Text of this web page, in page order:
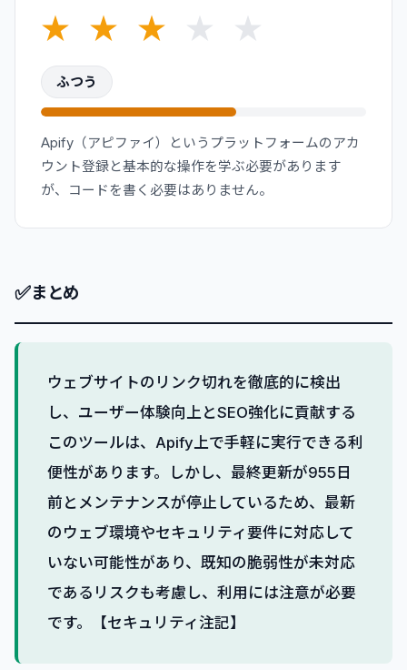
★ ★ ★ ★ ★
ふつう
Apify（アピファイ）というプラットフォームのアカ
ウント登録と基本的な操作を学ぶ必要があります
が、コードを書く必要はありません。
✅まとめ
ウェブサイトのリンク切れを徹底的に検出
し、ユーザー体験向上とSEO強化に貢献する
このツールは、Apify上で手軽に実行できる利
便性があります。しかし、最終更新が955日
前とメンテナンスが停止しているため、最新
のウェブ環境やセキュリティ要件に対応して
いない可能性があり、既知の脆弱性が未対応
であるリスクも考慮し、利用には注意が必要
です。【セキュリティ注記】